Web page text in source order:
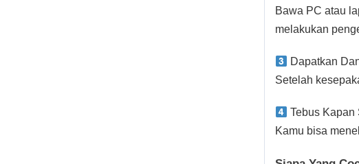
Bawa PC atau
melakukan
Dapatkan
Setelah
Tebus Kapan
Kamu bisa